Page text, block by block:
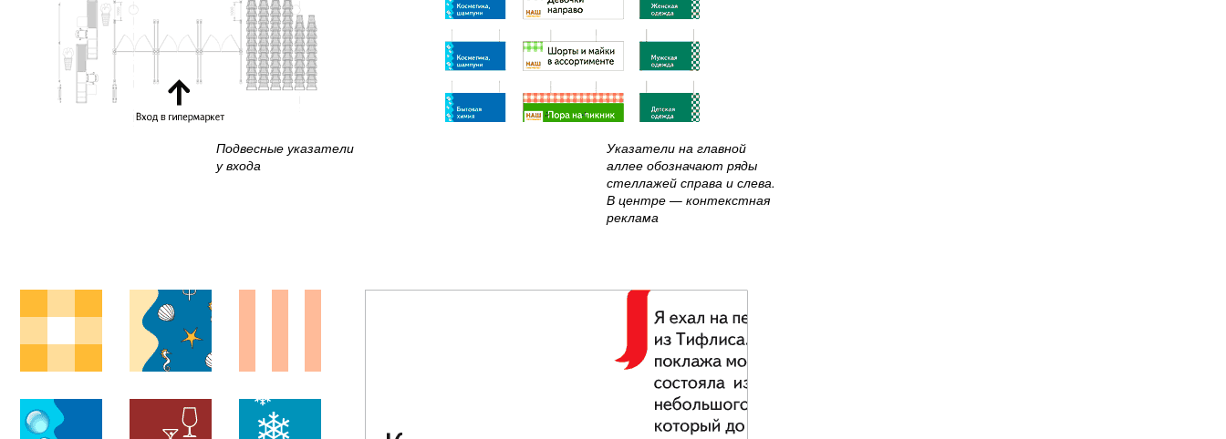
Подвесные указатели
у входа
Указатели на главной
аллее обозначают ряды
стеллажей справа и слева.
В центре — контекстная
реклама